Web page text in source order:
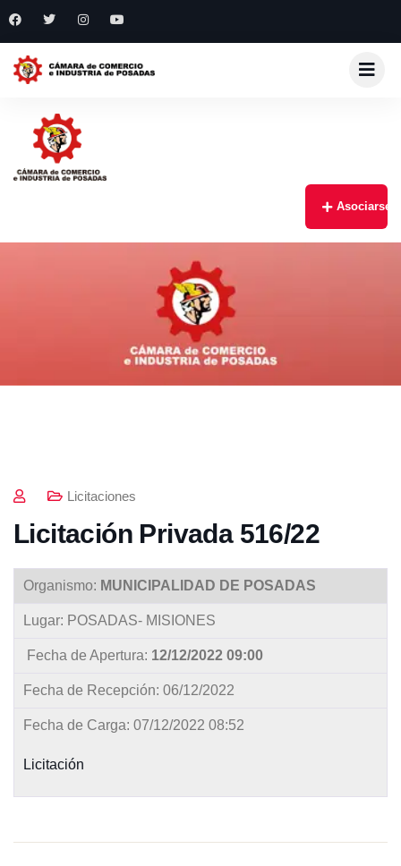
Asociarse
Licitaciones
Licitación Privada 516/22
Organismo: MUNICIPALIDAD DE POSADAS
Lugar: POSADAS- MISIONES
Fecha de Apertura: 12/12/2022 09:00
Fecha de Recepción: 06/12/2022
Fecha de Carga: 07/12/2022 08:52
Licitación